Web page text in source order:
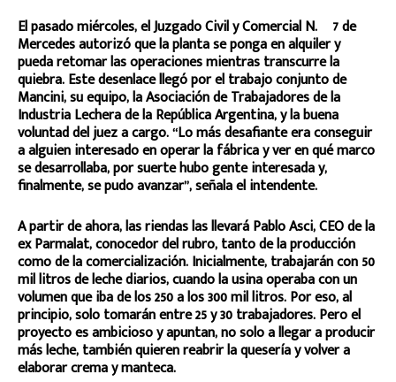
El pasado miércoles, el Juzgado Civil y Comercial N.º 7 de
Mercedes autorizó que la planta se ponga en alquiler y
pueda retomar las operaciones mientras transcurre la
quiebra. Este desenlace llegó por el trabajo conjunto de
Mancini, su equipo, la Asociación de Trabajadores de la
Industria Lechera de la República Argentina, y la buena
voluntad del juez a cargo. “Lo más desafiante era conseguir
a alguien interesado en operar la fábrica y ver en qué marco
se desarrollaba, por suerte hubo gente interesada y,
finalmente, se pudo avanzar”, señala el intendente.
A partir de ahora, las riendas las llevará Pablo Asci, CEO de la
ex Parmalat, conocedor del rubro, tanto de la producción
como de la comercialización. Inicialmente, trabajarán con 50
mil litros de leche diarios, cuando la usina operaba con un
volumen que iba de los 250 a los 300 mil litros. Por eso, al
principio, solo tomarán entre 25 y 30 trabajadores. Pero el
proyecto es ambicioso y apuntan, no solo a llegar a producir
más leche, también quieren reabrir la quesería y volver a
elaborar crema y manteca.